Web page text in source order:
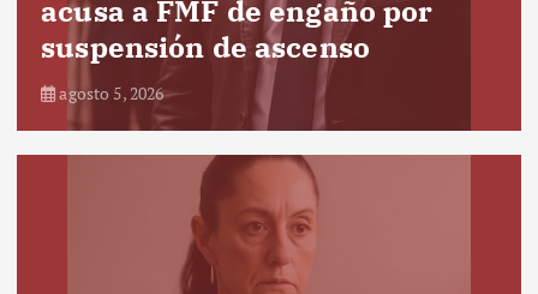
acusa a FMF de engaño por
suspensión de ascenso
agosto 5, 2026